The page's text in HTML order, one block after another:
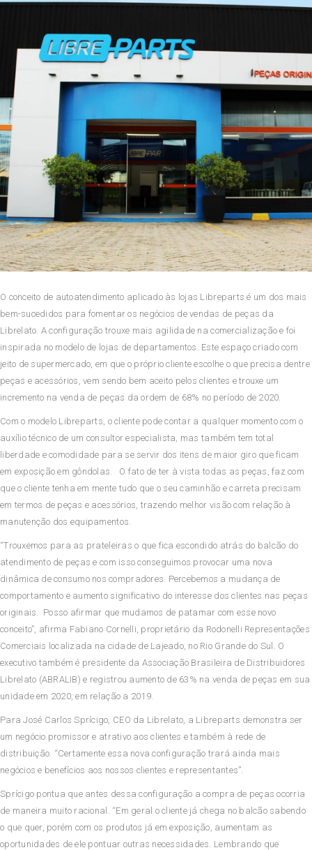
O conceito de autoatendimento aplicado às lojas Libreparts é um dos mais
bem-sucedidos para fomentar os negócios de vendas de peças da
Librelato. A configuração trouxe mais agilidade na comercialização e foi
inspirada no modelo de lojas de departamentos. Este espaço criado com
jeito de supermercado, em que o próprio cliente escolhe o que precisa dentre
peças e acessórios, vem sendo bem aceito pelos clientes e trouxe um
incremento na venda de peças da ordem de 68% no período de 2020.
Com o modelo Libreparts, o cliente pode contar a qualquer momento com o
auxílio técnico de um consultor especialista, mas também tem total
liberdade e comodidade para se servir dos itens de maior giro que ficam
em exposição em gôndolas. O fato de ter à vista todas as peças, faz com
que o cliente tenha em mente tudo que o seu caminhão e carreta precisam
em termos de peças e acessórios, trazendo melhor visão com relação à
manutenção dos equipamentos.
“Trouxemos para as prateleiras o que fica escondido atrás do balcão do
atendimento de peças e com isso conseguimos provocar uma nova
dinâmica de consumo nos compradores. Percebemos a mudança de
comportamento e aumento significativo do interesse dos clientes nas peças
originais. Posso afirmar que mudamos de patamar com esse novo
conceito”, afirma Fabiano Cornelli, proprietário da Rodonelli Representações
Comerciais localizada na cidade de Lajeado, no Rio Grande do Sul. O
executivo também é presidente da Associação Brasileira de Distribuidores
Librelato (ABRALIB) e registrou aumento de 63% na venda de peças em sua
unidade em 2020, em relação a 2019.
Para José Carlos Sprícigo, CEO da Librelato, a Libreparts demonstra ser
um negócio promissor e atrativo aos clientes e também à rede de
distribuição. “Certamente essa nova configuração trará ainda mais
negócios e benefícios aos nossos clientes e representantes”.
Sprícigo pontua que antes dessa configuração a compra de peças ocorria
de maneira muito racional. “Em geral o cliente já chega no balcão sabendo
o que quer, porém com os produtos já em exposição, aumentam as
oportunidades de ele pontuar outras necessidades. Lembrando que